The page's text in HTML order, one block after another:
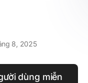
8, 2025
dùng miễn